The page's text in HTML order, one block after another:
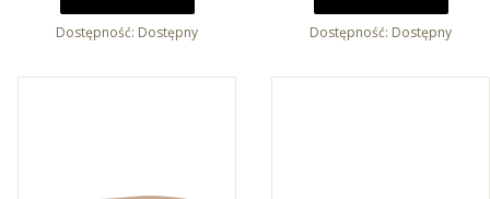
Dostępność: Dostępny Dostępność: Dostępny